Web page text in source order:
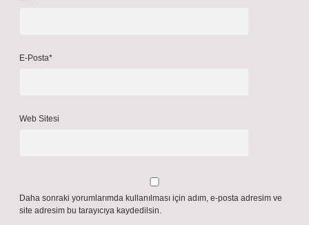
E-Posta*
Web Sitesi
Daha sonraki yorumlarımda kullanılması için adım, e-posta adresim ve
site adresim bu tarayıcıya kaydedilsin.